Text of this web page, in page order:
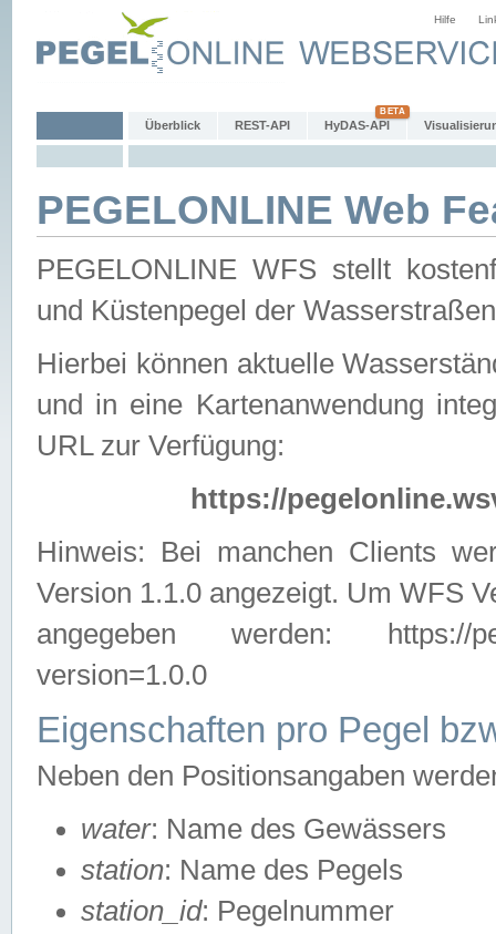
Hilfe
Überblick REST-API HyDAS-API
PEGELONLINE Web
PEGELONLINE WFS stellt
und Küstenpegel der
Hierbei können aktuelle
und in eine Kartenanwendung
URL zur Verfügung:
https://
Hinweis: Bei manchen Clients
Version 1.1.0 angezeigt. Um WFS
angegeben werden: https://
version=1.0.0
Eigenschaften pro Pegel
Neben den Positionsangaben
water: Name des Gewässers
station: Name des Pegels
station_id: Pegelnummer